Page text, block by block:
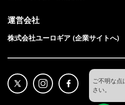
ご不明な点
さい。
運営会社
株式会社ユーロギア (企業サイトへ)